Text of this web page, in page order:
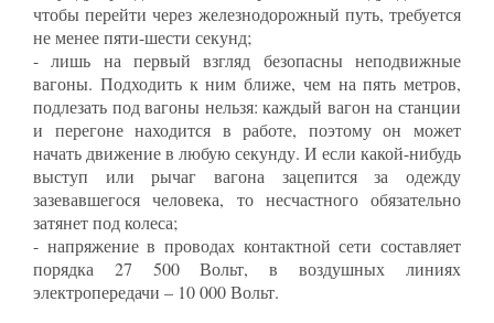
чтобы перейти через железнодорожный путь, требуется
не менее пяти-шести секунд;
- лишь на первый взгляд безопасны неподвижные
вагоны. Подходить к ним ближе, чем на пять метров,
подлезать под вагоны нельзя: каждый вагон на станции
и перегоне находится в работе, поэтому он может
начать движение в любую секунду. И если какой-нибудь
выступ или рычаг вагона зацепится за одежду
зазевавшегося человека, то несчастного обязательно
затянет под колеса;
- напряжение в проводах контактной сети составляет
порядка 27 500 Вольт, в воздушных линиях
электропередачи – 10 000 Вольт.